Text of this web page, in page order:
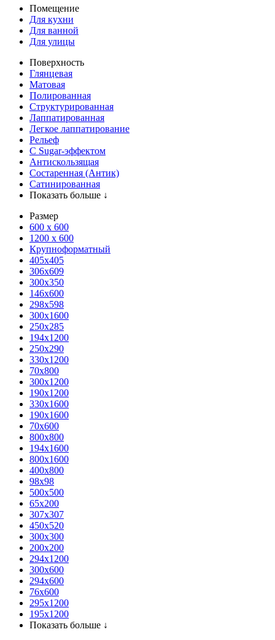
Помещение
Для кухни
Для ванной
Для улицы
Поверхность
Глянцевая
Матовая
Полированная
Структурированная
Лаппатированная
Легкое лаппатирование
Рельеф
С Sugar-эффектом
Антискользящая
Состаренная (Антик)
Сатинированная
Показать больше ↓
Размер
600 х 600
1200 х 600
Крупноформатный
405x405
306x609
300x350
146x600
298x598
300x1600
250x285
194x1200
250x290
330x1200
70x800
300x1200
190x1200
330x1600
190x1600
70x600
800x800
194x1600
800x1600
400х800
98x98
500x500
65x200
307x307
450x520
300x300
200x200
294x1200
300x600
294x600
76х600
295х1200
195х1200
Показать больше ↓